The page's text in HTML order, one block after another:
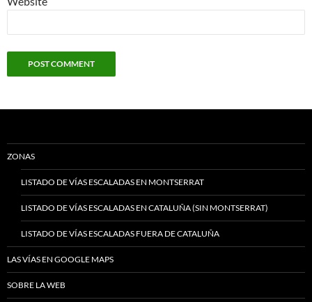
ZONAS
LISTADO DE VÍAS ESCALADAS EN MONTSERRAT
LISTADO DE VÍAS ESCALADAS EN CATALUÑA (SIN MONTSERRAT)
LISTADO DE VÍAS ESCALADAS FUERA DE CATALUÑA
LAS VÍAS EN GOOGLE MAPS
SOBRE LA WEB